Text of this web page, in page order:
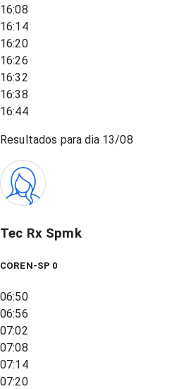
16:08
16:14
16:20
16:26
16:32
16:38
16:44
Resultados para dia 13/08
Tec Rx Spmk
COREN-SP 0
06:50
06:56
07:02
07:08
07:14
07:20